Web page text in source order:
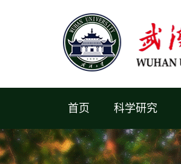
首页 科学研究